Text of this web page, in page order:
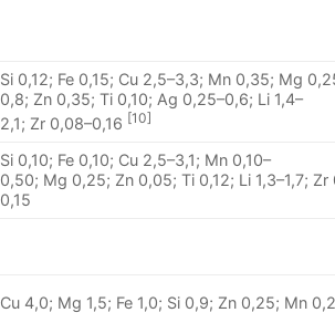
Si 0,12; Fe 0,15; Cu 2,5–3,3; Mn 0,35; Mg
0,8; Zn 0,35; Ti 0,10; Ag 0,25–0,6; Li 1,4–
2,1; Zr 0,08–0,16 [10]
Si 0,10; Fe 0,10; Cu 2,5–3,1; Mn 0,10–
0,50; Mg 0,25; Zn 0,05; Ti 0,12; Li 1,3–1,7; Zr
0,15
Cu 4,0; Mg 1,5; Fe 1,0; Si 0,9; Zn 0,25; Mn